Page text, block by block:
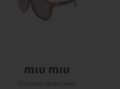
Солнцезащитные